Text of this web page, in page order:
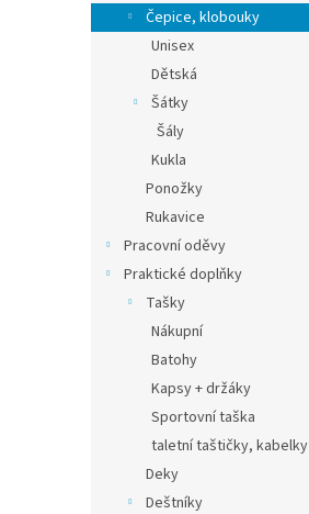
n
e
Čepice, klobouky
Unisex
Dětská
Šátky
Šály
Kukla
Ponožky
Rukavice
Pracovní oděvy
Praktické doplňky
Tašky
Nákupní
Batohy
Kapsy + držáky
Sportovní taška
taletní taštičky, kabelky
Deky
Deštníky